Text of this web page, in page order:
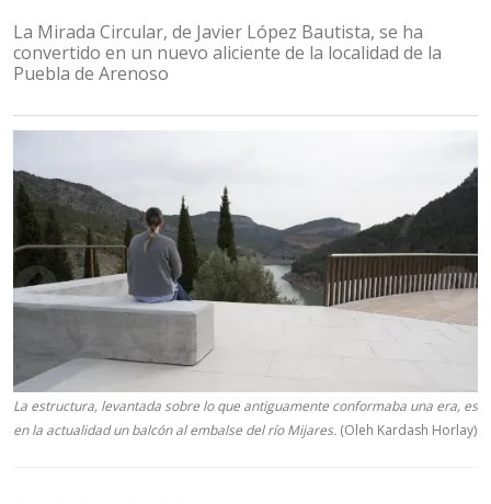
La Mirada Circular, de Javier López Bautista, se ha
convertido en un nuevo aliciente de la localidad de la
Puebla de Arenoso
La estructura, levantada sobre lo que antiguamente conformaba una era, es
en la actualidad un balcón al embalse del río Mijares. (Oleh Kardash Horlay)